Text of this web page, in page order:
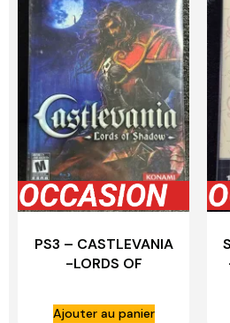
PS3 – CASTLEVANIA
-LORDS OF
Ajouter au panier